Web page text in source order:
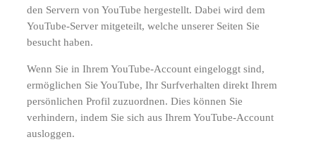
den Servern von YouTube hergestellt. Dabei wird dem
YouTube-Server mitgeteilt, welche unserer Seiten Sie
besucht haben.
Wenn Sie in Ihrem YouTube-Account eingeloggt sind,
ermöglichen Sie YouTube, Ihr Surfverhalten direkt Ihrem
persönlichen Profil zuzuordnen. Dies können Sie
verhindern, indem Sie sich aus Ihrem YouTube-Account
ausloggen.